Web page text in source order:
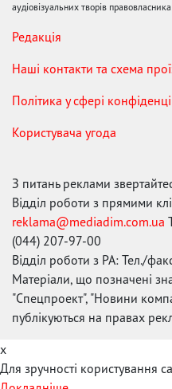
аудіовізуальних творів
Редакція
Наші контакти та схема
Політика у сфері
Користувача угода
З питань реклами
Відділ роботи з прямими
reklama@mediadim.com.ua
(044) 207-97-00
Відділ роботи з РА: Тел./
Матеріали, що позначені
"Спецпроект", "Новини
публікуються на правах
x
Для зручності користування